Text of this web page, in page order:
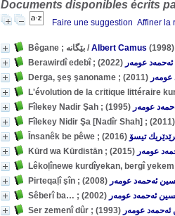
Documents disponibles écrits
Faire une suggestion Affiner la
Bêgane ; بێگانە / Albert Camus (1998)
عومەر (2022)
(2011)
L'évolution de la critique littéraire
عومەر (1995)
تیسۆ (2016)
عومەر (2015)
ئەحمەد عومەر (2008)
ئەحمەد عومەر (2002)
عومەر (1993)